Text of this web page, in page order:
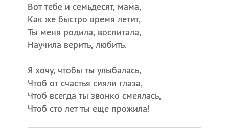
Вот тебе и семьдесят, мама,
Как же быстро время летит,
Ты меня родила, воспитала,
Научила верить, любить.
Я хочу, чтобы ты улыбалась,
Чтоб от счастья сияли глаза,
Чтоб всегда ты звонко смеялась,
Чтоб сто лет ты еще прожила!